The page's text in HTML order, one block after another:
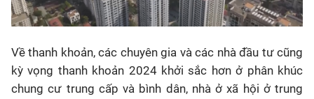
Về thanh khoản, các chuyên gia và các nhà đầu tư cũng
kỳ vọng thanh khoản 2024 khởi sắc hơn ở phân khúc
chung cư trung cấp và bình dân, nhà ở xã hội ở trung